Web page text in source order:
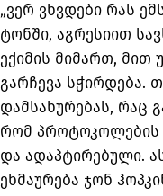
„ვერ ვხვდები რას
ტონში, აგრესიით
ექიმის მიმართ, მით
გარჩევა სჭირდება.
დამსახურებას, რაც
რომ პროტოკოლების
და ადაპტირებული.
ეხმაურება ჯონ